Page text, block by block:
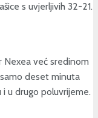
s uvjerljivih 32-21.
Nexea već sredinom
deset minuta
i u drugo poluvrijeme.